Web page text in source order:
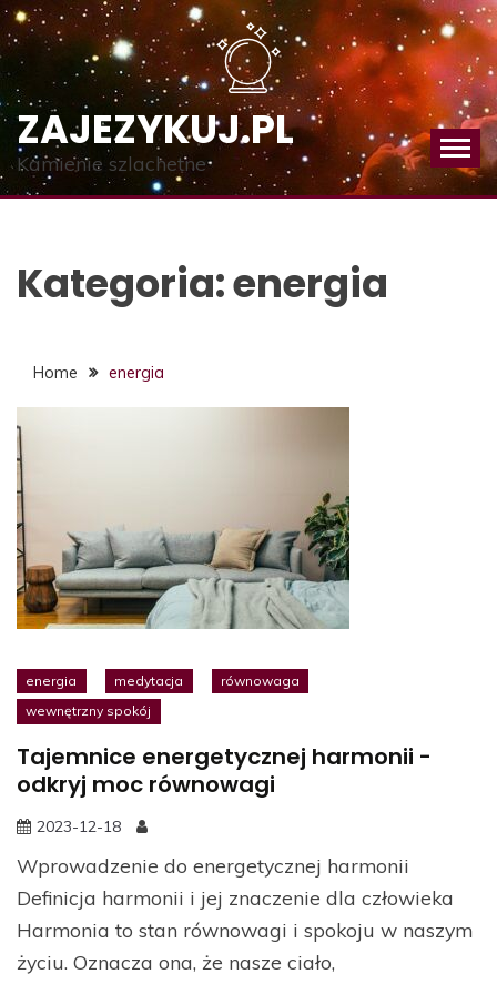
Skip
to
content
ZAJEZYKUJ.PL
Kamienie szlachetne
Kategoria:energia
Home energia
energia medytacja
równowaga
wewnętrzny spokój
Tajemnice energetycznej harmonii -
odkryj moc równowagi
2023-12-18
Wprowadzenie do energetycznej harmonii
Definicja harmonii i jej znaczenie dla człowieka
Harmonia to stan równowagi i spokoju w naszym
życiu. Oznacza ona, że nasze ciało,